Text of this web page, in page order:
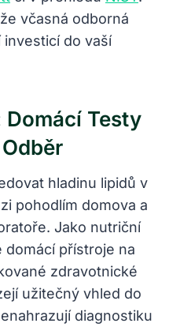
včasná odborná
do vaší
Testy
hladinu lipidů v
pohodlím domova a
Jako nutriční
přístroje na
zdravotnické
užitečný vhled do
diagnostiku